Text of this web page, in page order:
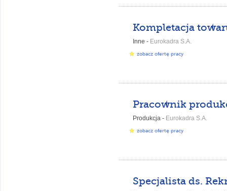
Kompletacja
Inne - Eurokadra S.A.
zobacz ofertę pracy
Produkcja - Eurokadra S.A.
zobacz ofertę pracy